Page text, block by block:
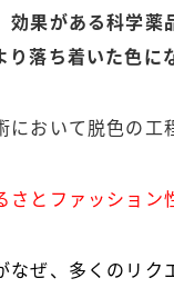
効果がある科学
り落ち着いた色に
において脱色の
さと ファッション
なぜ、多くのリク